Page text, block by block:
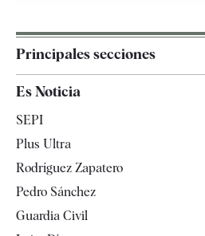
Principales secciones
Televisión
Es Noticia
SEPI
Plus Ultra
Rodríguez Zapatero
Pedro Sánchez
Guardia Civil